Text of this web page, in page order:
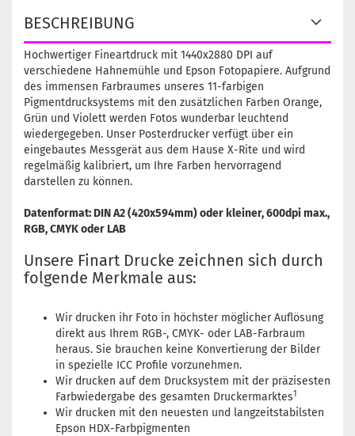
BESCHREIBUNG
Hochwertiger Fineartdruck mit 1440x2880 DPI auf
verschiedene Hahnemühle und Epson Fotopapiere. Aufgrund
des immensen Farbraumes unseres 11-farbigen
Pigmentdrucksystems mit den zusätzlichen Farben Orange,
Grün und Violett werden Fotos wunderbar leuchtend
wiedergegeben. Unser Posterdrucker verfügt über ein
eingebautes Messgerät aus dem Hause X-Rite und wird
regelmäßig kalibriert, um Ihre Farben hervorragend
darstellen zu können.
Datenformat: DIN A2 (420x594mm) oder kleiner, 600dpi max.,
RGB, CMYK oder LAB
Unsere Finart Drucke zeichnen sich durch
folgende Merkmale aus:
Wir drucken ihr Foto in höchster möglicher Auflösung
direkt aus Ihrem RGB-, CMYK- oder LAB-Farbraum
heraus. Sie brauchen keine Konvertierung der Bilder
in spezielle ICC Profile vorzunehmen.
Wir drucken auf dem Drucksystem mit der präzisesten
Farbwiedergabe des gesamten Druckermarktes1
Wir drucken mit den neuesten und langzeitstabilsten
Epson HDX-Farbpigmenten